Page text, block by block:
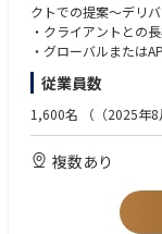
-部門横断での事業推
るポジションです。
・高難易度/大規模PJ
-億円規模/100人月
件に関与可能。
-マネージャー層を束
環境です。
・多様な業界×技術
ウドなど幅広いテーマ
本ポジションは、日
者として、以下のソ
・Dynamics 365 CE
・Dynamics 365 F&O
・Power Platform
日本市場の営業・収
また、日本法人の経
続的な成長を実現す
クトでの提案～デリ
・クライアントとの
・グローバルまたは
ン経験
※Microsoft技術知見を
でなぜ MS
り、クライアントの
プを求めています。
従業員数
1,600名 （（2025年
複数あり